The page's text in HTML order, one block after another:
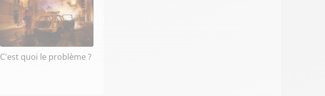
C'est quoi le problème ?